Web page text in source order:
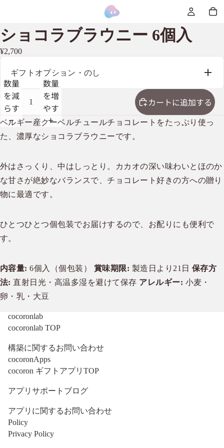
ショコラブラウニー 6個入
¥2,700
ギフトオプション・のし
数量
を減
らす
数量
を増
やす
カートに追加する
ベルギー産クーベルチュールチョコレートをたっぷり使っ
た、濃厚なショコラブラウニーです。
外はさっくり、中はしっとり。カカオの深い味わいとほのか
な甘さが絶妙なバランスで、チョコレート好きの方への贈り
物に最適です。
ひとつひとつ個包装でお届けするので、お配りにも便利で
す。
内容量: 6個入（個包装） 賞味期限: 製造日より21日 保存方
法: 直射日光・高温多湿を避けて保存 アレルギー: 小麦・
卵・乳・大豆
cocoronlab
cocoronlab TOP
構築に関するお問い合わせ
cocoronApps
cocoron ギフトアプリTOP
アプリサポートブログ
アプリに関するお問い合わせ
Policy
Privacy Policy